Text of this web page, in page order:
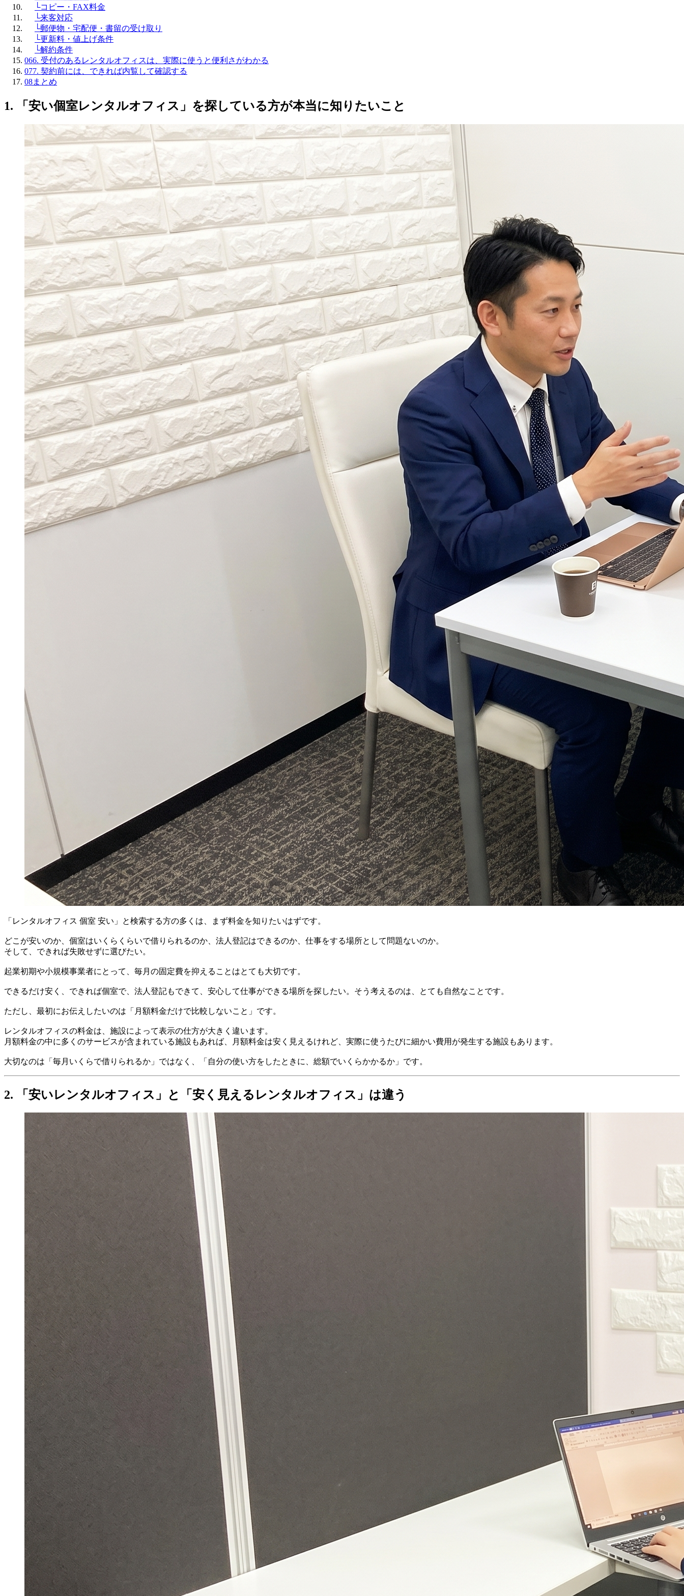
└コピー・FAX料金
└来客対応
└郵便物・宅配便・書留の受け取り
└更新料・値上げ条件
└解約条件
066. 受付のあるレンタルオフィスは、実際に使うと便利さがわかる
077. 契約前には、できれば内覧して確認する
08まとめ
1. 「安い個室レンタルオフィス」を探している方が本当に知りたいこと
「レンタルオフィス 個室 安い」と検索する方の多くは、まず料金を知りたいはずです。
どこが安いのか、個室はいくらくらいで借りられるのか、法人登記はできるのか、仕事をする場所として問題ないのか。
そして、できれば失敗せずに選びたい。
起業初期や小規模事業者にとって、毎月の固定費を抑えることはとても大切です。
できるだけ安く、できれば個室で、法人登記もできて、安心して仕事ができる場所を探したい。そう考えるのは、とても自然なことです。
ただし、最初にお伝えしたいのは「月額料金だけで比較しないこと」です。
レンタルオフィスの料金は、施設によって表示の仕方が大きく違います。
月額料金の中に多くのサービスが含まれている施設もあれば、月額料金は安く見えるけれど、実際に使うたびに細かい費用が発生する施設もあります。
大切なのは「毎月いくらで借りられるか」ではなく、「自分の使い方をしたときに、総額でいくらかかるか」です。
2. 「安いレンタルオフィス」と「安く見えるレンタルオフィス」は違う